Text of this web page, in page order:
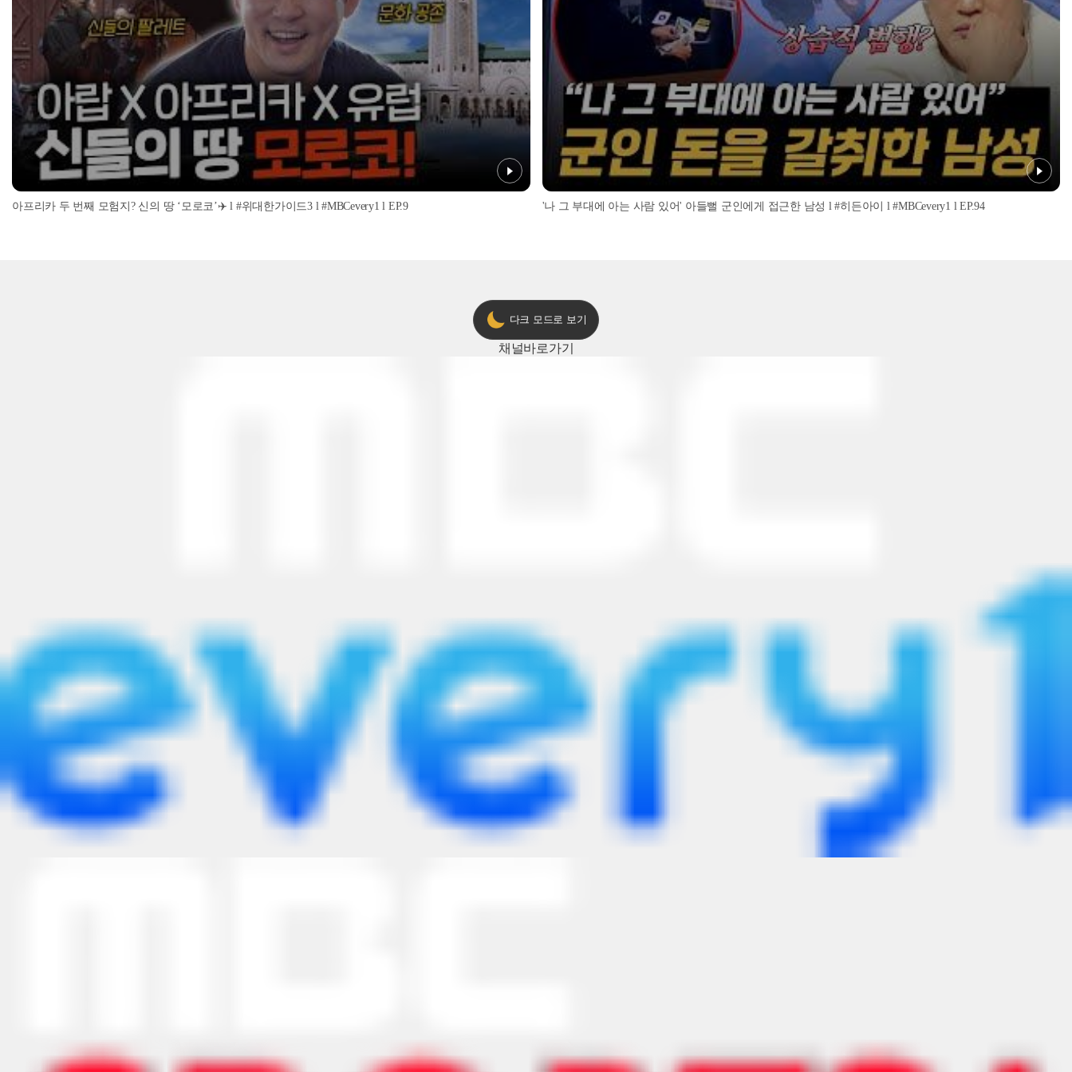
아프리카 두 번째 모험지? 신의 땅 ‘모로코’✈️ l #위대한가이드3 l #MBCevery1 l EP.9 '나 그 부대에 아는 사람 있어' 아들뻘 군인에게 접근한 남성 l #히든아이 l #MBCevery1 l EP.94
다크 모드로 보기
채널바로가기